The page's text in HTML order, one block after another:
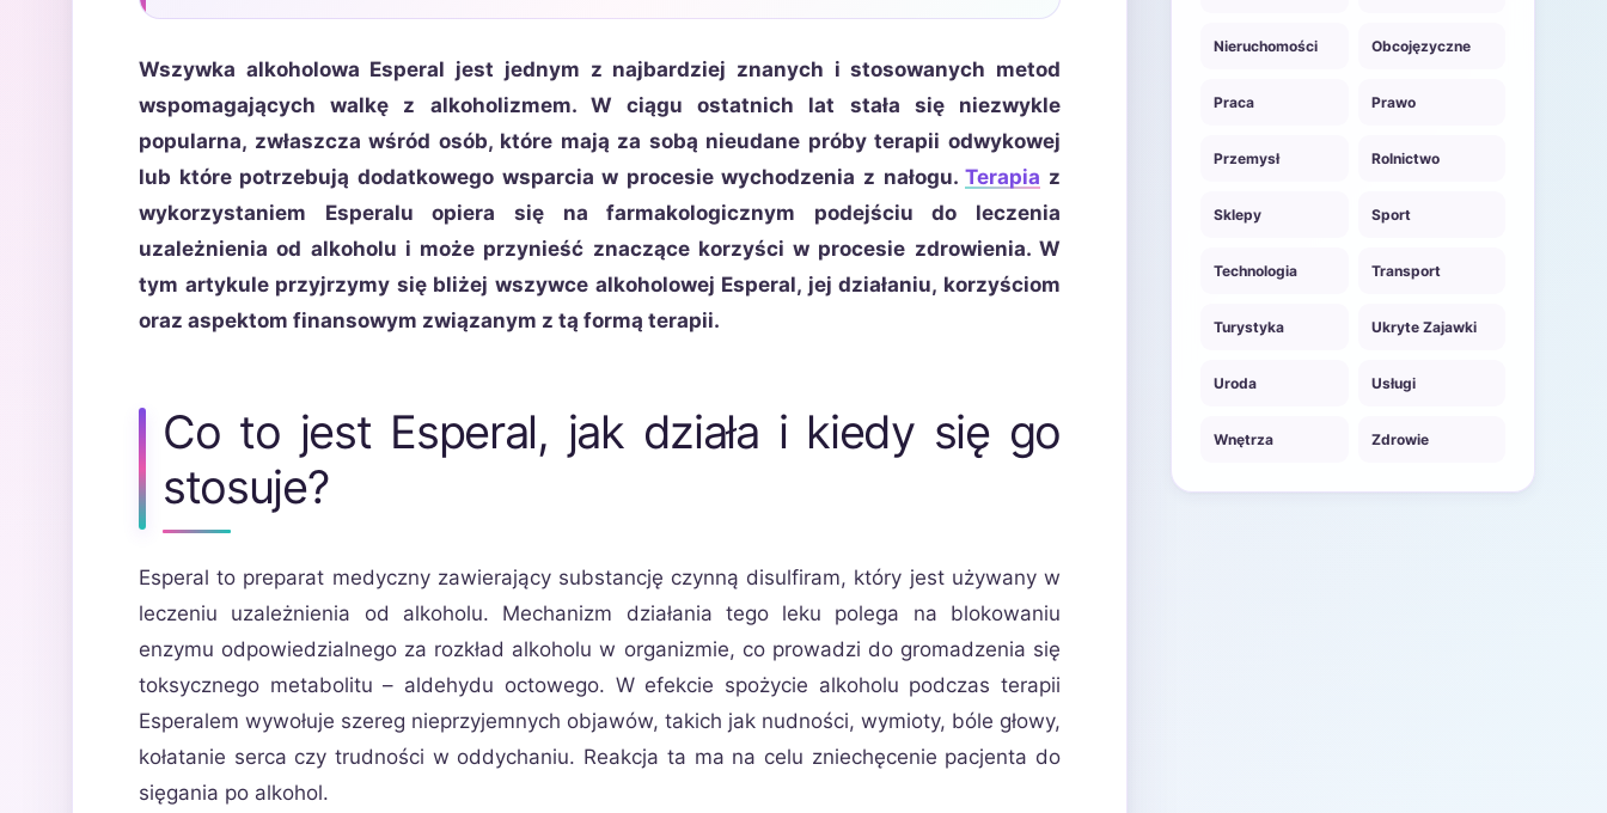
Wszywka alkoholowa Esperal jest jednym z najbardziej znanych i stosowanych metod
wspomagających walkę z alkoholizmem. W ciągu ostatnich lat stała się niezwykle
popularna, zwłaszcza wśród osób, które mają za sobą nieudane próby terapii odwykowej
lub które potrzebują dodatkowego wsparcia w procesie wychodzenia z nałogu.Terapia z
wykorzystaniem Esperalu opiera się na farmakologicznym podejściu do leczenia
uzależnienia od alkoholu i może przynieść znaczące korzyści w procesie zdrowienia. W
tym artykule przyjrzymy się bliżej wszywce alkoholowej Esperal, jej działaniu, korzyściom
oraz aspektom finansowym związanym z tą formą terapii.
Co to jest Esperal, jak działa i kiedy się go
stosuje?
Esperal to preparat medyczny zawierający substancję czynną disulfiram, który jest używany w
leczeniu uzależnienia od alkoholu. Mechanizm działania tego leku polega na blokowaniu
enzymu odpowiedzialnego za rozkład alkoholu w organizmie, co prowadzi do gromadzenia się
toksycznego metabolitu – aldehydu octowego. W efekcie spożycie alkoholu podczas terapii
Esperalem wywołuje szereg nieprzyjemnych objawów, takich jak nudności, wymioty, bóle głowy,
kołatanie serca czy trudności w oddychaniu. Reakcja ta ma na celu zniechęcenie pacjenta do
sięgania po alkohol.
Nieruchomości Obcojęzyczne
Praca Prawo
Przemysł Rolnictwo
Sklepy Sport
Technologia Transport
Turystyka Ukryte Zajawki
Uroda Usługi
Wnętrza Zdrowie